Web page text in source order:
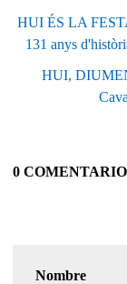
HUI ÉS LA
131 anys
HUI,
0
Nombre